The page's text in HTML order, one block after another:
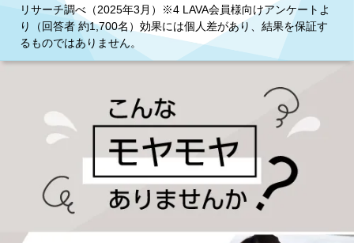
リサーチ調べ（2025年3月）※4 LAVA会員様向けアンケートよ
り（回答者 約1,700名）効果には個人差があり、結果を保証す
るものではありません。